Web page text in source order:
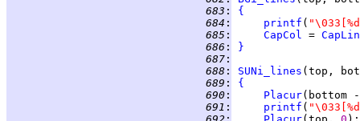
683 :
{
684 : printf (
685 : CapCol =
686 :
}
687 :
688 :
SUNi_lines
689 :
{
690 : Placur(bottom
691 : printf (